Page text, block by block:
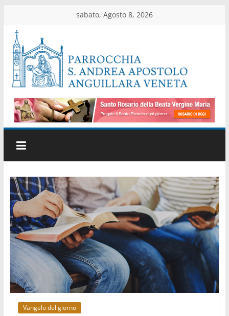
contenuto
sabato, Agosto 8, 2026
Parrocchia
di
Anguillara
Veneta
Sito
ufficiale
della
parrocchia
Vangelo del giorno